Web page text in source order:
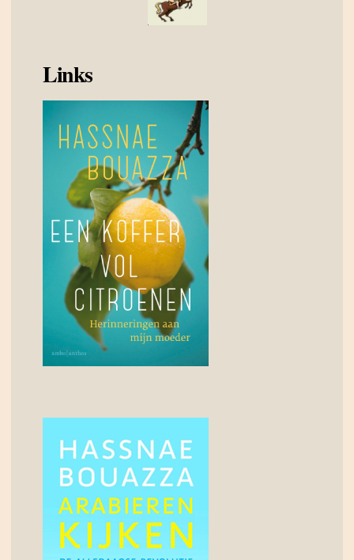
Links